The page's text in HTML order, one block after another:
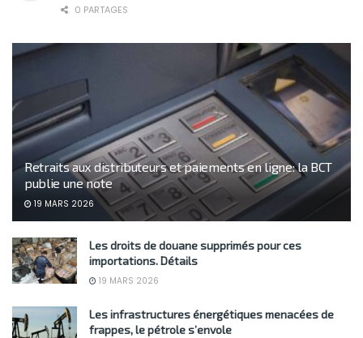
0 PARTAGES
Retraits aux distributeurs et paiements en ligne: la BCT
publie une note
19 MARS 2026
Les droits de douane supprimés pour ces
importations. Détails
19 MARS 2026
Les infrastructures énergétiques menacées de
frappes, le pétrole s’envole